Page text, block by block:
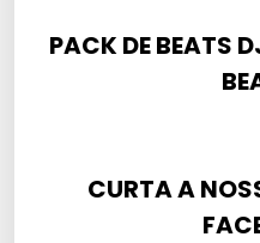
PACK DE BEATS
CURTA A